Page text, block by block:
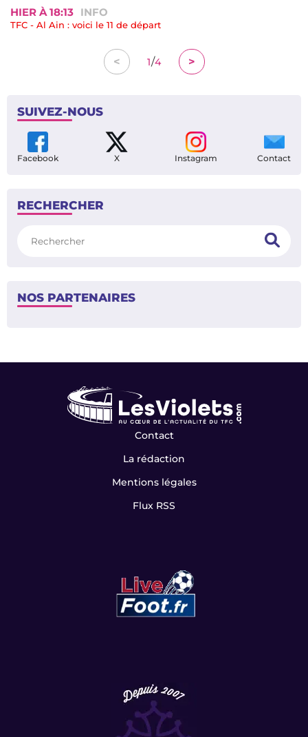
HIER À 18:13 INFO
TFC - Al Ain : voici le 11 de départ
< 1/4 >
SUIVEZ-NOUS
Facebook X Instagram Contact
RECHERCHER
NOS PARTENAIRES
Contact
La rédaction
Mentions légales
Flux RSS